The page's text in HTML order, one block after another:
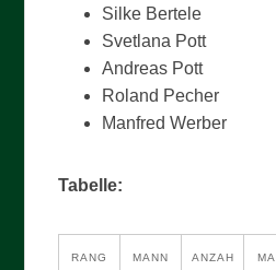
Silke Bertele
Svetlana Pott
Andreas Pott
Roland Pecher
Manfred Werber
Tabelle:
RANG MANN ANZAH